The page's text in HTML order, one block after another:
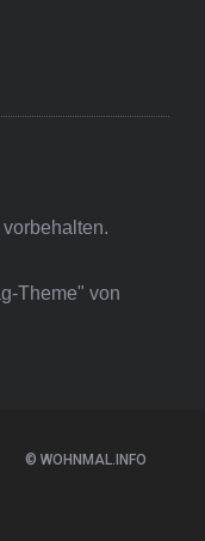
Theme" von
© WOHNMAL.INFO